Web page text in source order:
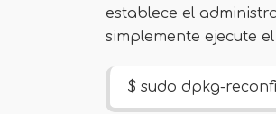
establece el
simplemente ejecute
$ sudo dpkg-